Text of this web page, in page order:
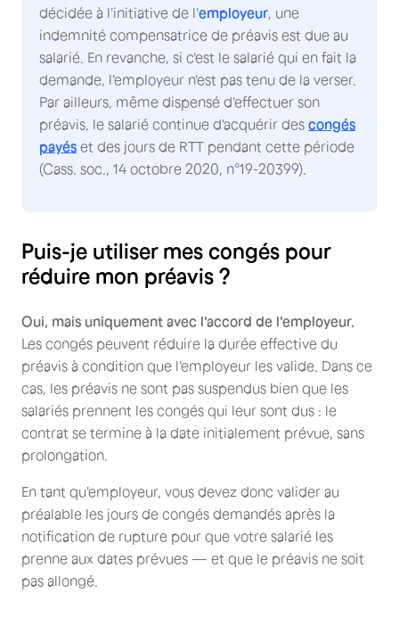
décidée à l'initiative de l'employeur , une
indemnité compensatrice de préavis est due au
salarié. En revanche, si c'est le salarié qui en fait la
demande, l'employeur n'est pas tenu de la verser.
Par ailleurs, même dispensé d'effectuer son
préavis, le salarié continue d'acquérir des congés
payés et des jours de RTT pendant cette période
(Cass. soc., 14 octobre 2020, n°19-20399).
Puis-je utiliser mes congés pour
réduire mon préavis ?
Oui, mais uniquement avec l'accord de l'employeur.
Les congés peuvent réduire la durée effective du
préavis à condition que l'employeur les valide. Dans ce
cas, les préavis ne sont pas suspendus bien que les
salariés prennent les congés qui leur sont dus : le
contrat se termine à la date initialement prévue, sans
prolongation.
En tant qu'employeur, vous devez donc valider au
préalable les jours de congés demandés après la
notification de rupture pour que votre salarié les
prenne aux dates prévues — et que le préavis ne soit
pas allongé.